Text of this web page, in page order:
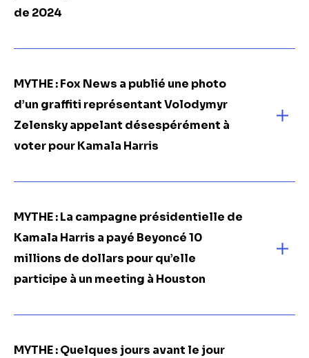
de 2024
MYTHE : Fox News a publié une photo
d’un graffiti représentant Volodymyr
Zelensky appelant désespérément à
voter pour Kamala Harris
MYTHE : La campagne présidentielle de
Kamala Harris a payé Beyoncé 10
millions de dollars pour qu’elle
participe à un meeting à Houston
MYTHE : Quelques jours avant le jour